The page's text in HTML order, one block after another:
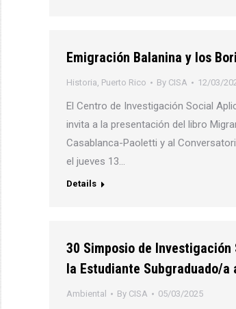
Emigración Balanina y los
Historia, Puerto Rico By CISA 12/03/
El Centro de Investigación Social
invita a la presentación del libro
Casablanca-Paoletti y al
el jueves 13…
Details
30 Simposio de
la Estudiante Subgraduado/
Ambiental By CISA 05/03/2025